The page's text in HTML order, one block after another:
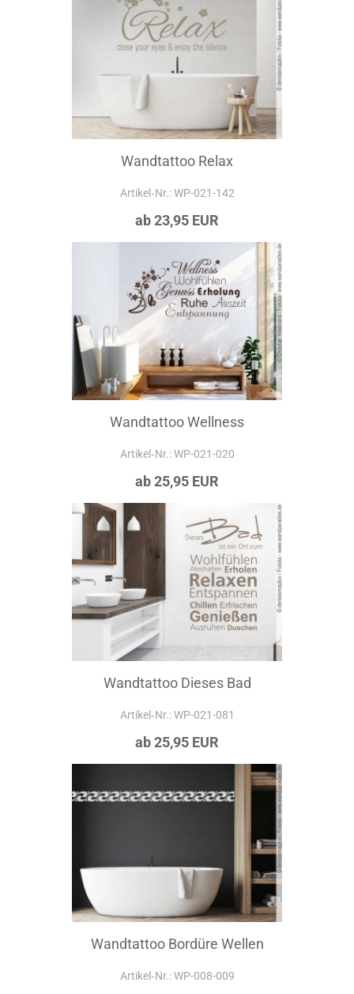
Wandtattoo Relax
Artikel‑Nr.: WP-021-142
ab 23,95 EUR
Wandtattoo Wellness
Artikel‑Nr.: WP-021-020
ab 25,95 EUR
Wandtattoo Dieses Bad
Artikel‑Nr.: WP-021-081
ab 25,95 EUR
Wandtattoo Bordüre Wellen
Artikel‑Nr.: WP-008-009